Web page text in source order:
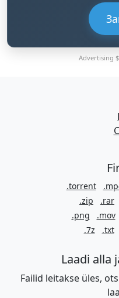
Advertising
.torrent
.zip
.rar
.png
.mov
.7z
.txt
Laadi alla
Failid leitakse üles,